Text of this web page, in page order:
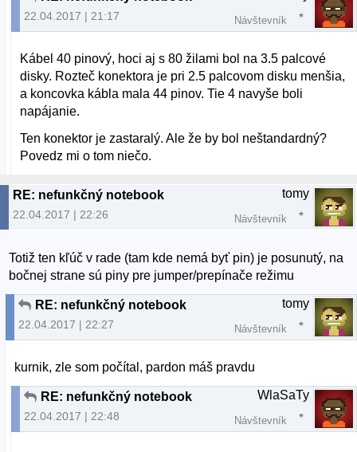
22.04.2017 | 21:17 Návštevník
Kábel 40 pinový, hoci aj s 80 žilami bol na 3.5 palcové
disky. Rozteč konektora je pri 2.5 palcovom disku menšia,
a koncovka kábla mala 44 pinov. Tie 4 navyše boli
napájanie.
Ten konektor je zastaralý. Ale že by bol neštandardný?
Povedz mi o tom niečo.
RE: nefunkčný notebook
22.04.2017 | 22:26
tomy
Návštevník
Totiž ten kľúč v rade (tam kde nemá byť pin) je posunutý, na
bočnej strane sú piny pre jumper/prepínače režimu
RE: nefunkčný notebook
22.04.2017 | 22:27
tomy
Návštevník
kurnik, zle som počítal, pardon máš pravdu
RE: nefunkčný notebook
22.04.2017 | 22:48
WlaSaTy
Návštevník